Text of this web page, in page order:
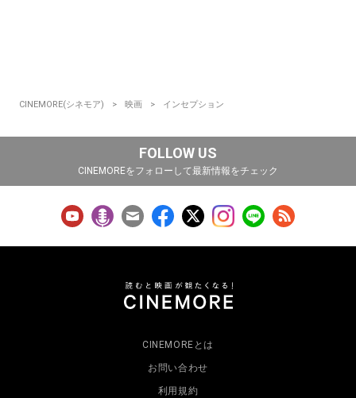
CINEMORE(シネモア) 映画 インセプション
FOLLOW US
CINEMOREをフォローして最新情報をチェック
CINEMOREとは
お問い合わせ
利用規約